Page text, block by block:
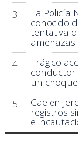
3
La Policía
conocido
tentativa
amenazas
4
Trágico
conductor
un
5
Cae en
registros
e